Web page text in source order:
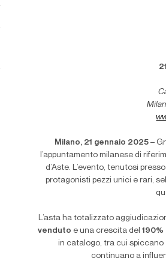
Milano, 21 gennaio 2025–
l’appuntamento milanese di
d’Aste. L’evento, tenutosi
protagonisti pezzi unici e rari,
L’asta ha totalizzato
venduto e una crescita del
in catalogo, tra cui
continuano a